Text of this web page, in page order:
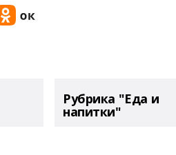
Рубрика "Еда и
напитки"